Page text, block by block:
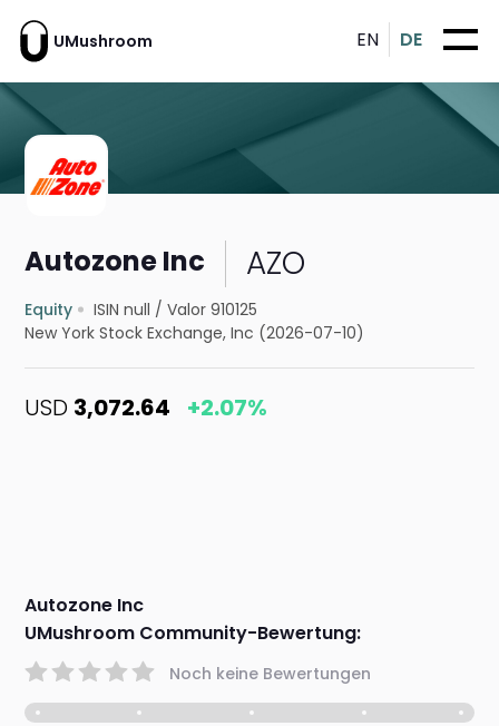
UMushroom EN DE
Autozone Inc AZO
Equity ISIN null /Valor 910125
New York Stock Exchange, Inc (2026-07-10)
USD 3,072.64 +2.07%
Autozone Inc
UMushroom Community-Bewertung:
Noch keine Bewertungen